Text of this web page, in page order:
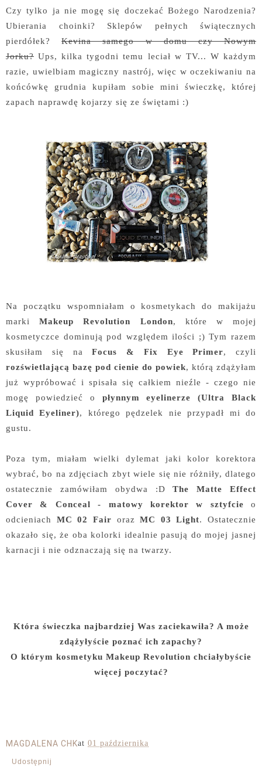
Czy tylko ja nie mogę się doczekać Bożego Narodzenia?
Ubierania choinki? Sklepów pełnych świątecznych
pierdółek?Kevina samego w domu czy Nowym
Jorku? Ups, kilka tygodni temu leciał w TV... W każdym
razie, uwielbiam magiczny nastrój, więc w oczekiwaniu na
końcówkę grudnia kupiłam sobie mini świeczkę, której
zapach naprawdę kojarzy się ze świętami :)
Na początku wspomniałam o kosmetykach do makijażu
markiMakeup Revolution London, które w mojej
kosmetyczce dominują pod względem ilości ;) Tym razem
skusiłam się naFocus & Fix Eye Primer, czyli
rozświetlającą bazę pod cienie do powiek, którą zdążyłam
już wypróbować i spisała się całkiem nieźle - czego nie
mogę powiedzieć o płynnym eyelinerze (Ultra Black
Liquid Eyeliner), którego pędzelek nie przypadł mi do
gustu.
Poza tym, miałam wielki dylemat jaki kolor korektora
wybrać, bo na zdjęciach zbyt wiele się nie różniły, dlatego
ostatecznie zamówiłam obydwa :DThe Matte Effect
Cover & Conceal - matowy korektor w sztyfcie o
odcieniach MC 02 Fair orazMC 03 Light. Ostatecznie
okazało się, że oba kolorki idealnie pasują do mojej jasnej
karnacji i nie odznaczają się na twarzy.
Która świeczka najbardziej Was zaciekawiła? A może
zdążyłyście poznać ich zapachy?
O którym kosmetyku Makeup Revolution chciałybyście
więcej poczytać?
MAGDALENA CHKat 01 października
Udostępnij